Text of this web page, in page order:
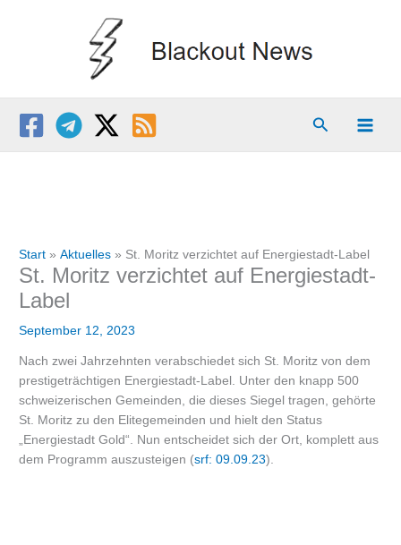
Suchen
Start Aktuelles St. Moritz verzichtet auf Energiestadt-Label
St. Moritz verzichtet auf Energiestadt-
Label
September 12, 2023
Nach zwei Jahrzehnten verabschiedet sich St. Moritz von dem
prestigeträchtigen Energiestadt-Label. Unter den knapp 500
schweizerischen Gemeinden, die dieses Siegel tragen, gehörte
St. Moritz zu den Elitegemeinden und hielt den Status
„Energiestadt Gold“. Nun entscheidet sich der Ort, komplett aus
dem Programm auszusteigen (srf: 09.09.23).